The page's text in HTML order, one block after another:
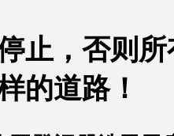
止，否则
的道路！